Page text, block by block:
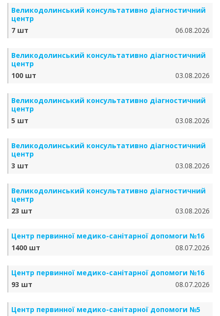
Великодолинський консультативно діагностичний
центр
7 шт
06.08.2026
Великодолинський консультативно діагностичний
центр
100 шт
03.08.2026
Великодолинський консультативно діагностичний
центр
5 шт
03.08.2026
Великодолинський консультативно діагностичний
центр
3 шт
03.08.2026
Великодолинський консультативно діагностичний
центр
23 шт
03.08.2026
Центр первинної медико-санітарної допомоги №16
1400 шт
08.07.2026
Центр первинної медико-санітарної допомоги №16
93 шт
08.07.2026
Центр первинної медико-санітарної допомоги №5